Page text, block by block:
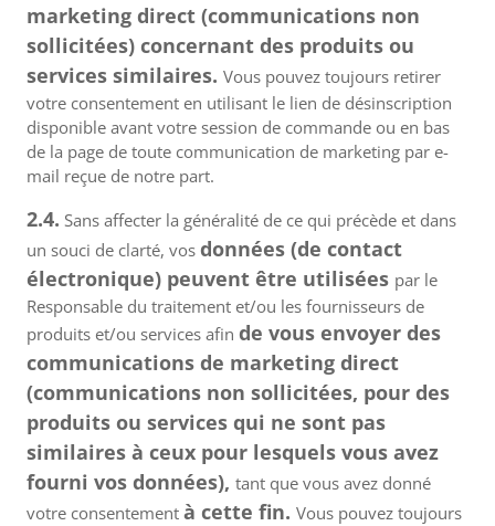
marketing direct (communications non
sollicitées) concernant des produits ou
services similaires. Vous pouvez toujours retirer
votre consentement en utilisant le lien de désinscription
disponible avant votre session de commande ou en bas
de la page de toute communication de marketing par e-
mail reçue de notre part.
2.4. Sans affecter la généralité de ce qui précède et dans
un souci de clarté, vos données (de contact
électronique) peuvent être utilisées par le
Responsable du traitement et/ou les fournisseurs de
produits et/ou services afin de vous envoyer des
communications de marketing direct
(communications non sollicitées, pour des
produits ou services qui ne sont pas
similaires à ceux pour lesquels vous avez
fourni vos données), tant que vous avez donné
votre consentement à cette fin. Vous pouvez toujours